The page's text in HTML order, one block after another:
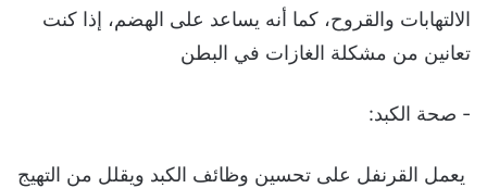
الالتهابات والقروح، كما أنه يساعد على الهضم، إذا كنت
تعانين من مشكلة الغازات في البطن
- صحة الكبد:
يعمل القرنفل على تحسين وظائف الكبد ويقلل من التهيج